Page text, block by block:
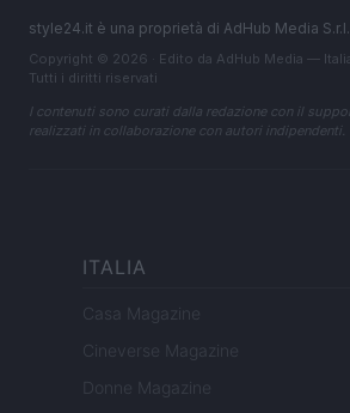
style24.it è una proprietà di AdHub Media
Copyright © 2026 · Edito da AdHub Media —
Tutti i diritti riservati
I contenuti sono curati dalla redazione con il
realizzati in collaborazione con autori indipendenti.
ITALIA
Casa Magazine
Cineverse Magazine
Donne Magazine